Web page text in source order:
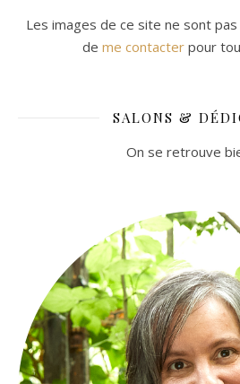
Les images de ce site ne sont
de me contacter pour
SALONS &
On se retrouve